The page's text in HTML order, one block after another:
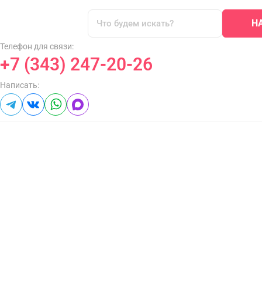
Телефон для связи:
+7 (343) 247-20-26
Написать: